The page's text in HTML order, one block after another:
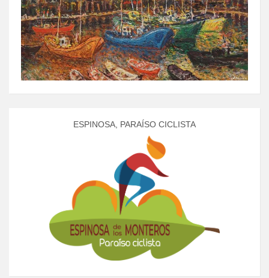
ESPINOSA, PARAÍSO CICLISTA